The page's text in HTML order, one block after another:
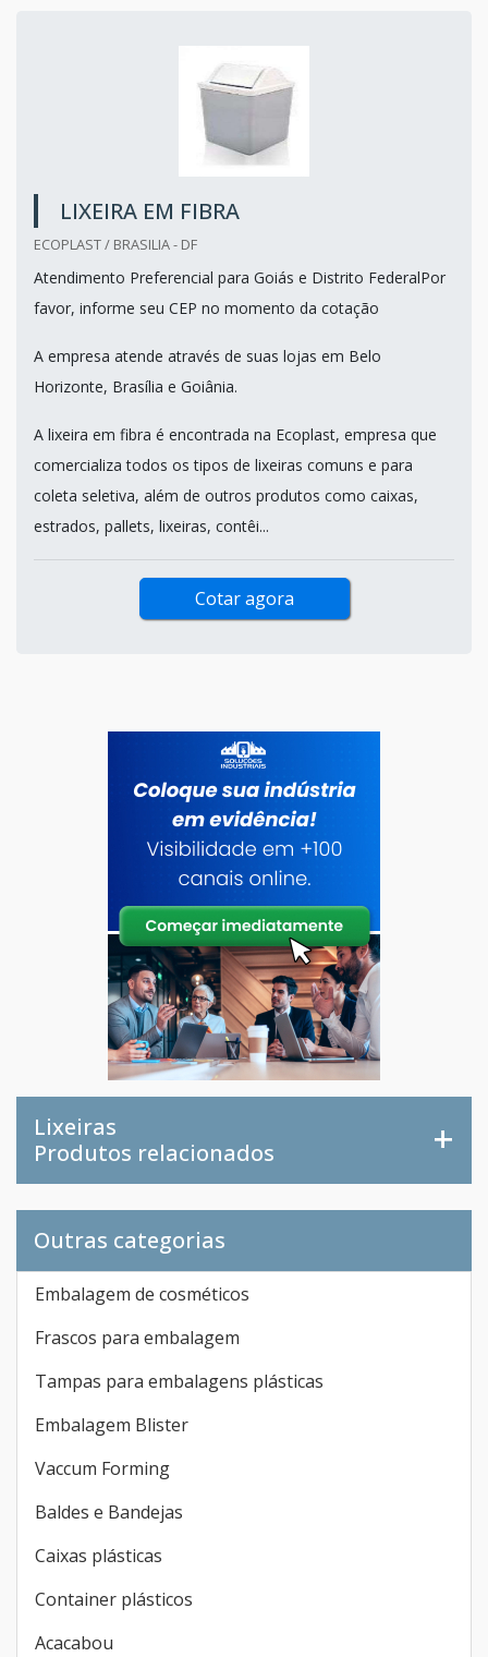
LIXEIRA EM FIBRA
ECOPLAST / BRASILIA - DF
Atendimento Preferencial para Goiás e Distrito FederalPor
favor, informe seu CEP no momento da cotação
A empresa atende através de suas lojas em Belo
Horizonte, Brasília e Goiânia.
A lixeira em fibra é encontrada na Ecoplast, empresa que
comercializa todos os tipos de lixeiras comuns e para
coleta seletiva, além de outros produtos como caixas,
estrados, pallets, lixeiras, contêi...
Cotar agora
Lixeiras
Produtos relacionados
Outras categorias
Embalagem de cosméticos
Frascos para embalagem
Tampas para embalagens plásticas
Embalagem Blister
Vaccum Forming
Baldes e Bandejas
Caixas plásticas
Container plásticos
Acacabou